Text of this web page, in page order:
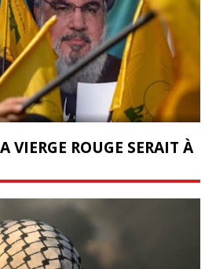
VIERGE ROUGE SERAIT À